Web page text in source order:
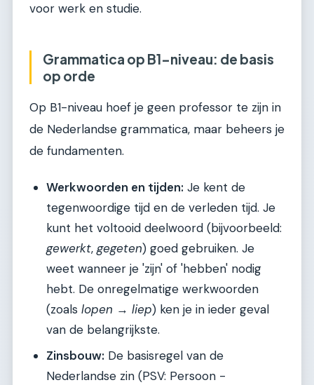
voor werk en studie.
Grammatica op B1-niveau: de basis
op orde
Op B1-niveau hoef je geen professor te zijn in
de Nederlandse grammatica, maar beheers je
de fundamenten.
Werkwoorden en tijden: Je kent de
tegenwoordige tijd en de verleden tijd. Je
kunt het voltooid deelwoord (bijvoorbeeld:
gewerkt, gegeten) goed gebruiken. Je
weet wanneer je 'zijn' of 'hebben' nodig
hebt. De onregelmatige werkwoorden
(zoals lopen → liep) ken je in ieder geval
van de belangrijkste.
Zinsbouw: De basisregel van de
Nederlandse zin (PSV: Persoon -